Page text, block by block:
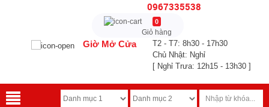
0967335538
0
Giỏ hàng
Giờ Mở Cửa
T2 - T7: 8h30 - 17h30
Chủ Nhật: Nghỉ
[ Nghỉ Trưa: 12h15 - 13h30 ]